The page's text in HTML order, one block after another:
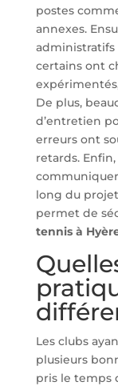
postes
annexes.
administratifs
certains ont
De plus,
d’entretien
erreurs ont
retards.
long du
permet de
tennis à
Les clubs
plusieurs
pris le temps